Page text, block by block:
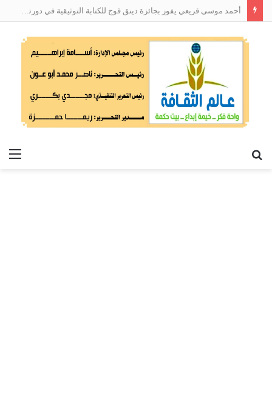
أحمد موسى قريعي يفوز بجائزة دينق قوج للكتابة التوثيقية في دورتها الأولى